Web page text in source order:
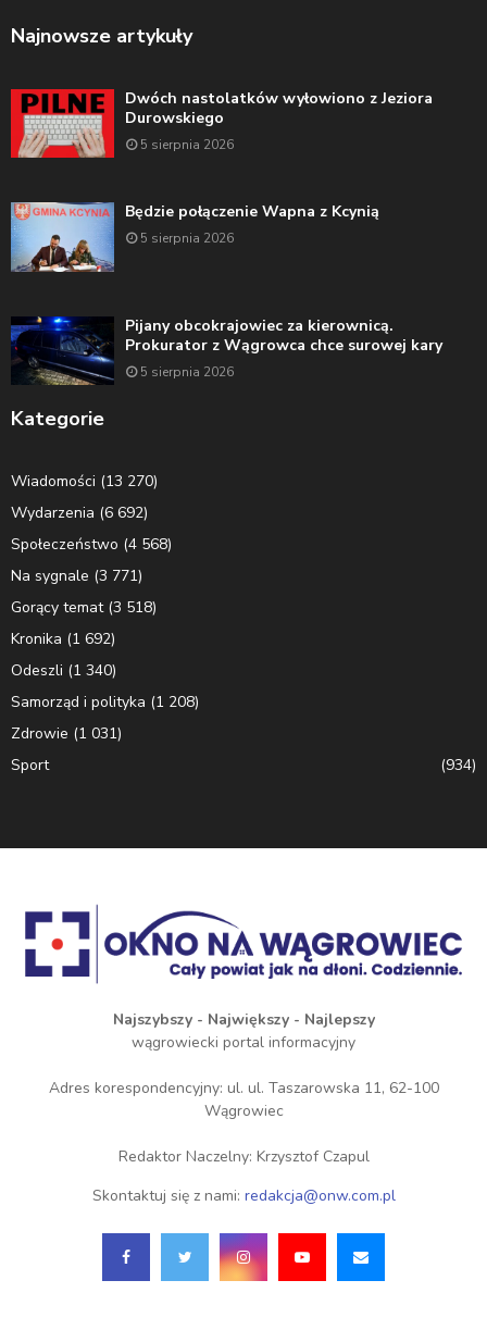
Najnowsze artykuły
Dwóch nastolatków wyłowiono z Jeziora
Durowskiego
5 sierpnia 2026
Będzie połączenie Wapna z Kcynią
5 sierpnia 2026
Pijany obcokrajowiec za kierownicą.
Prokurator z Wągrowca chce surowej kary
5 sierpnia 2026
Kategorie
Wiadomości (13 270)
Wydarzenia (6 692)
Społeczeństwo (4 568)
Na sygnale (3 771)
Gorący temat(3 518)
Kronika (1 692)
Odeszli (1 340)
Samorząd i polityka (1 208)
Zdrowie (1 031)
Sport
(934)
Najszybszy - Największy - Najlepszy
wągrowiecki portal informacyjny
Adres korespondencyjny: ul. ul. Taszarowska 11, 62-100
Wągrowiec
Redaktor Naczelny: Krzysztof Czapul
Skontaktuj się z nami: redakcja@onw.com.pl